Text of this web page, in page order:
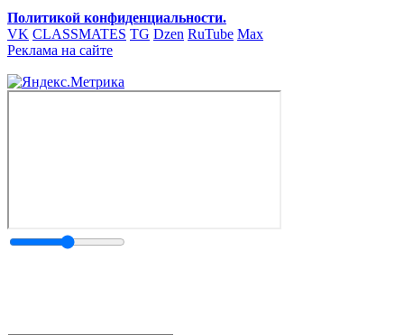
Политикой конфиденциальности.
VK CLASSMATES TG Dzen RuTube Max
Реклама на сайте